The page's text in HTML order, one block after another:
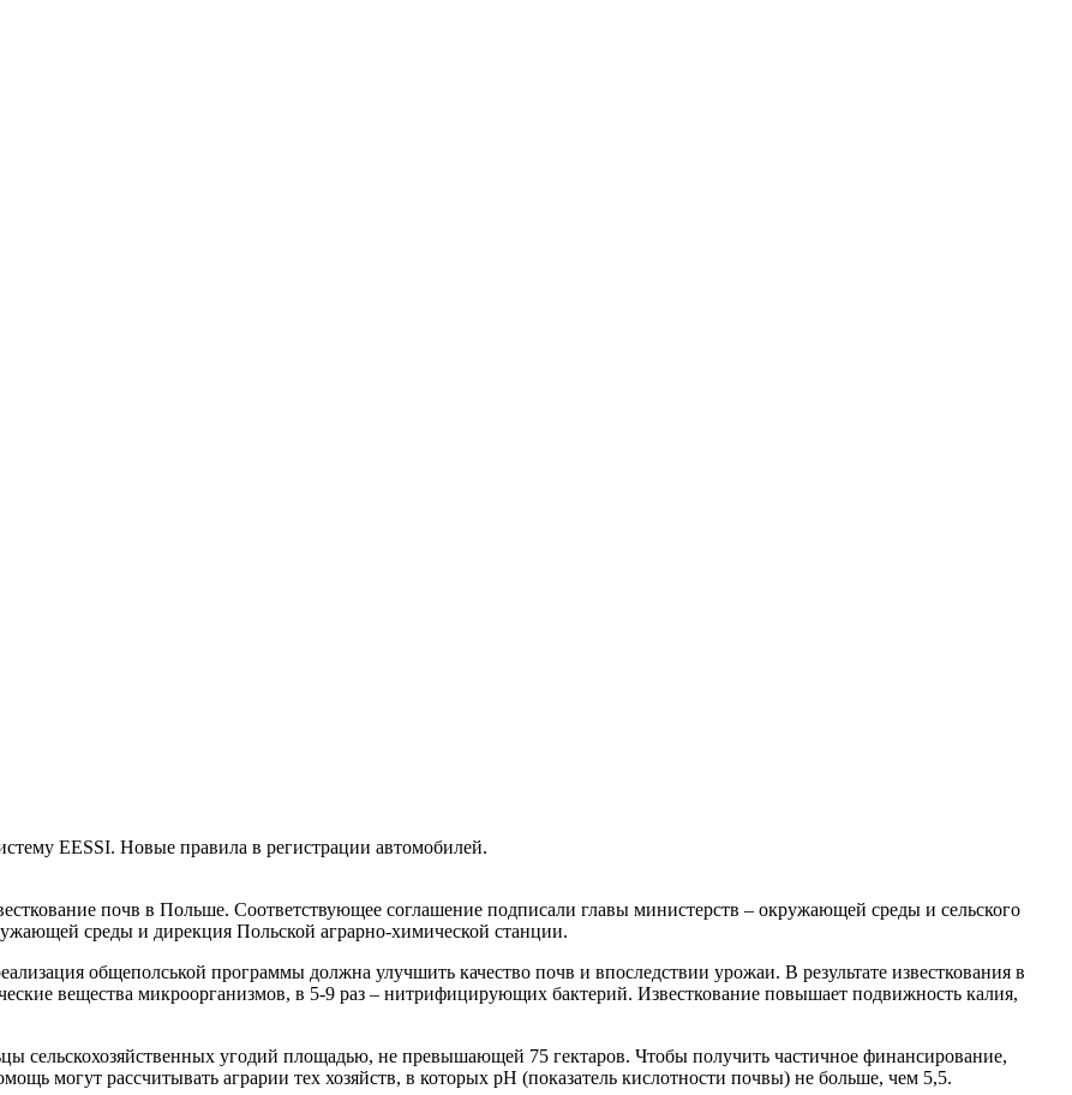
EESSI. Новые правила в регистрации автомобилей.
почв в Польше. Соответствующее соглашение подписали главы министерств – окружающей среды и сельского
среды и дирекция Польской аграрно-химической станции.
общеполськой программы должна улучшить качество почв и впоследствии урожаи. В результате известкования в
вещества микроорганизмов, в 5-9 раз – нитрифицирующих бактерий. Известкование повышает подвижность калия,
сельскохозяйственных угодий площадью, не превышающей 75 гектаров. Чтобы получить частичное финансирование,
могут рассчитывать аграрии тех хозяйств, в которых pH (показатель кислотности почвы) не больше, чем 5,5.